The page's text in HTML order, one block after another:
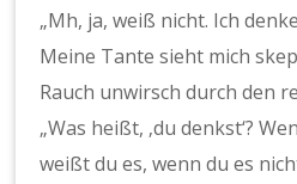
„Mh, ja, weiß nicht. Ich
Meine Tante sieht mich
Rauch unwirsch durch den
„Was heißt, ‚du denkst‘?
weißt du es, wenn du es